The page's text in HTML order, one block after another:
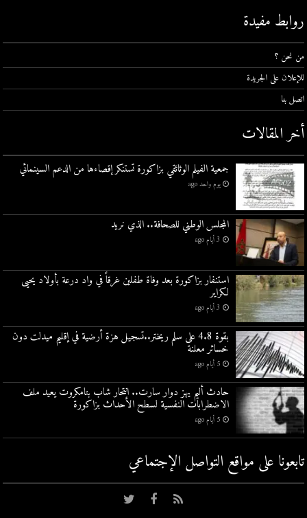
روابط مفيدة
من نحن ؟
للإعلان على الجريدة
اتصل بنا
أخر المقالات
جمعية الفيلم الوثائقي بزاكورة تستنكر إقصاءها من الدعم السينمائي
يوم واحد ago
المجلس الوطني للصحافة.. الذي نريد
3 أيام ago
استنفار بزاكورة بعد وفاة طفلين غرقاً في واد درعة بأولاد يحيى
لكراير
3 أيام ago
بقوة 4.8 على سلم ريختر..تسجيل هزة أرضية في إقليم ميدلت دون
خسائر معلنة
5 أيام ago
حادث أليم يهز دوار سارت.. انتحار شاب بتامكروت يعيد ملف
الاضطرابات النفسية لسطح الأحداث بزاكورة
5 أيام ago
تابعونا على مواقع التواصل اﻹجتماعي